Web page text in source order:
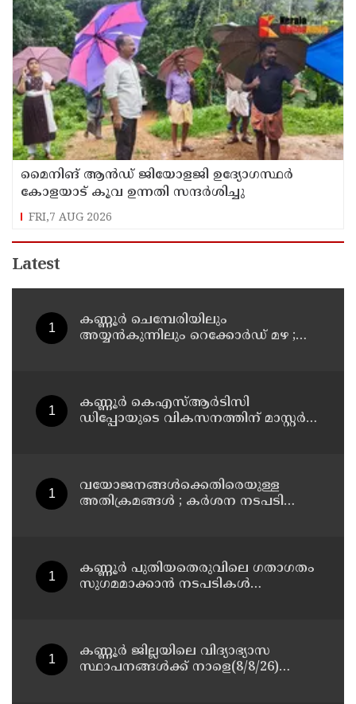
മൈനിങ് ആൻഡ്​ ജിയോളജി ഉദ്യോഗസ്ഥർ
കോളയാട് കൂവ ഉന്നതി സന്ദർശിച്ചു
FRI,7 AUG 2026
Latest
കണ്ണൂർ ചെമ്പേരിയിലും
അയ്യൻകുന്നിലും റെക്കോർഡ് മഴ ;
കണ്ണൂർ കെഎസ്ആർടിസി
ഡിപ്പോയുടെ വികസനത്തിന് മാസ്റ്റർ
വയോജനങ്ങൾക്കെതിരെയുള്ള
അതിക്രമങ്ങൾ ; കർശന നടപടി
കണ്ണൂർ പുതിയതെരുവിലെ ഗതാഗതം
സുഗമമാക്കാന്‍ നടപടികള്‍
കണ്ണൂർ ജില്ലയിലെ വിദ്യാഭ്യാസ
സ്ഥാപനങ്ങള്‍ക്ക് നാളെ(8/8/26)